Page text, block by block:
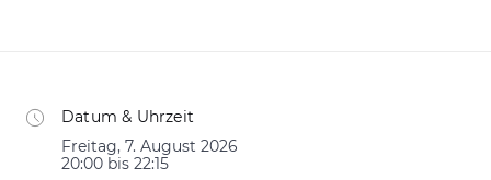
Datum & Uhrzeit
Freitag, 7. August 2026
20:00 bis 22:15